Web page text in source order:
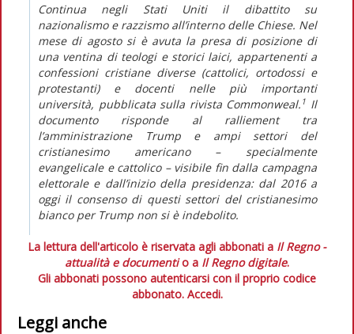
Continua negli Stati Uniti il dibattito su
nazionalismo e razzismo all’interno delle Chiese. Nel
mese di agosto si è avuta la presa di posizione di
una ventina di teologi e storici laici, appartenenti a
confessioni cristiane diverse (cattolici, ortodossi e
protestanti) e docenti nelle più importanti
università, pubblicata sulla rivista Commonweal. 1 Il
documento risponde al ralliementtra
l’amministrazione Trump e ampi settori del
cristianesimo americano – specialmente
evangelicale e cattolico – visibile fin dalla campagna
elettorale e dall’inizio della presidenza: dal 2016 a
oggi il consenso di questi settori del cristianesimo
bianco per Trump non si è indebolito.
La lettura dell'articolo è riservata agli abbonati a Il Regno -
attualità e documentio a Il Regno digitale.
Gli abbonati possono autenticarsi con il proprio codice
abbonato. Accedi.
Leggi anche